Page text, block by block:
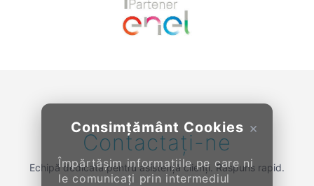
×
Consimțământ Cookies
Împărtășim informațiile pe care ni
le comunicați prin intermediul
Contactați-ne
Echipă dedicată pentru asistență clienți. Răspuns rapid.